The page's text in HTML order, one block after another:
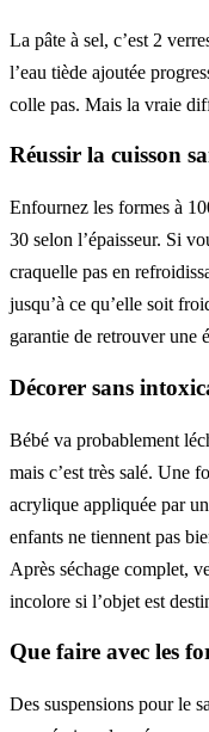
La pâte à sel, c’est 2
l’eau tiède ajoutée
colle pas. Mais la vraie
Réussir la cuisson
Enfournez les formes à
30 selon l’épaisseur. Si
craquelle pas en
jusqu’à ce qu’elle soit
garantie de retrouver une
Décorer sans
Bébé va probablement
mais c’est très salé. Une
acrylique appliquée par
enfants ne tiennent pas
Après séchage complet,
incolore si l’objet est
Que faire avec les
Des suspensions pour le